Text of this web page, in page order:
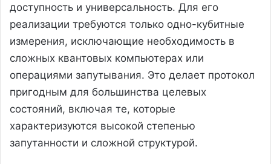
доступность и универсальность. Для его
реализации требуются только одно-кубитные
измерения, исключающие необходимость в
сложных квантовых компьютерах или
операциями запутывания. Это делает протокол
пригодным для большинства целевых
состояний, включая те, которые
характеризуются высокой степенью
запутанности и сложной структурой.